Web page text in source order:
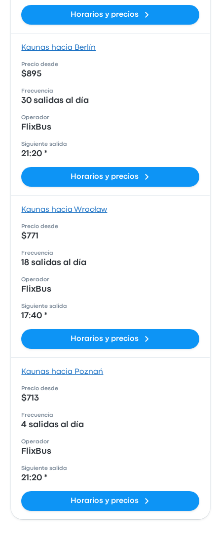
Horarios y precios
Kaunas hacia Berlín
Precio desde
$895
Frecuencia
30 salidas al día
Operador
FlixBus
Siguiente salida
21:20 *
Horarios y precios
Kaunas hacia Wrocław
Precio desde
$771
Frecuencia
18 salidas al día
Operador
FlixBus
Siguiente salida
17:40 *
Horarios y precios
Kaunas hacia Poznań
Precio desde
$713
Frecuencia
4 salidas al día
Operador
FlixBus
Siguiente salida
21:20 *
Horarios y precios